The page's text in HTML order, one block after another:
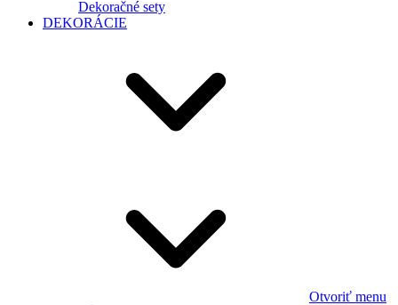
Dekoračné sety
DEKORÁCIE
Otvoriť menu